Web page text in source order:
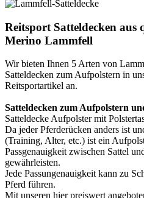
Reitsport Satteldecken
Merino Lammfell
Wir bieten Ihnen 5 Arten von
Satteldecken zum Aufpolstern in
Reitsportartikel an.
Satteldecken zum Aufpolstern
Satteldecke Aufpolster mit
Da jeder Pferderücken anders ist
(Training, Alter, etc.) ist ein
Passgenauigkeit zwischen Sattel
gewährleisten.
Jede Passungenauigkeit kann zu
Pferd führen.
Mit unseren hier preiswert